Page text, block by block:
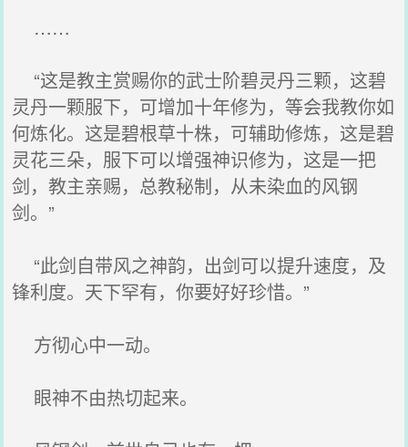
……
“这是教主赏赐你的武士阶碧灵丹三颗，这碧
灵丹一颗服下，可增加十年修为，等会我教你如
何炼化。这是碧根草十株，可辅助修炼，这是碧
灵花三朵，服下可以增强神识修为，这是一把
剑，教主亲赐，总教秘制，从未染血的风钢
剑。”
“此剑自带风之神韵，出剑可以提升速度，及
锋利度。天下罕有，你要好好珍惜。”
方彻心中一动。
眼神不由热切起来。